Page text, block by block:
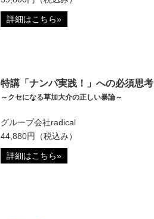
詳細はこちら»
特講「ナンパ実践！」への必須思考
～クセになる草加大介の正しい暴論～
グループ会社radical
44,880円（税込み）
詳細はこちら»